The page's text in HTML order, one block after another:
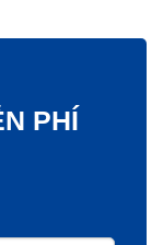
PHÍ